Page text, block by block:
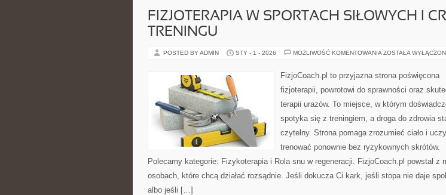
FIZJOTERAPIA W SPORTACH SIŁOWYCH I
TRENINGU
POSTED BY ADMIN STY - 1 - 2026 MOŻLIWOŚĆ KOMENTOWANIA FIZJOTERAPIA
SIŁOWYCH
I
TRENINGU
ZOSTAŁA
FizjoCoach.pl to przyjazna strona poświęcona
fizjoterapii, powrotowi do sprawności oraz
terapii urazów. To miejsce, w którym
spotyka się z treningiem, a droga do zdrowia
czytelny. Strona pomaga zrozumieć ciało i
trenować ponownie bez ryzykownych skrótów.
Polecamy kategorie: Fizykoterapia i Rola snu w regeneracji. FizjoCoach.pl powstał z
osobach, które chcą działać rozsądnie. Jeśli dokucza Ci kark, jeśli stopa nie daje
albo jeśli […]